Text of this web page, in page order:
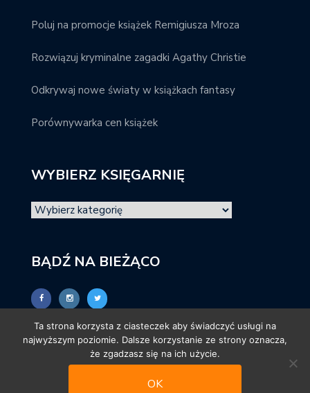
Poluj na promocje książek Remigiusza Mroza
Rozwiązuj kryminalne zagadki Agathy Christie
Odkrywaj nowe światy w książkach fantasy
Porównywarka cen książek
WYBIERZ KSIĘGARNIĘ
BĄDŹ NA BIEŻĄCO
Ta strona korzysta z ciasteczek aby świadczyć usługi na
najwyższym poziomie. Dalsze korzystanie ze strony oznacza,
że zgadzasz się na ich użycie.
OK